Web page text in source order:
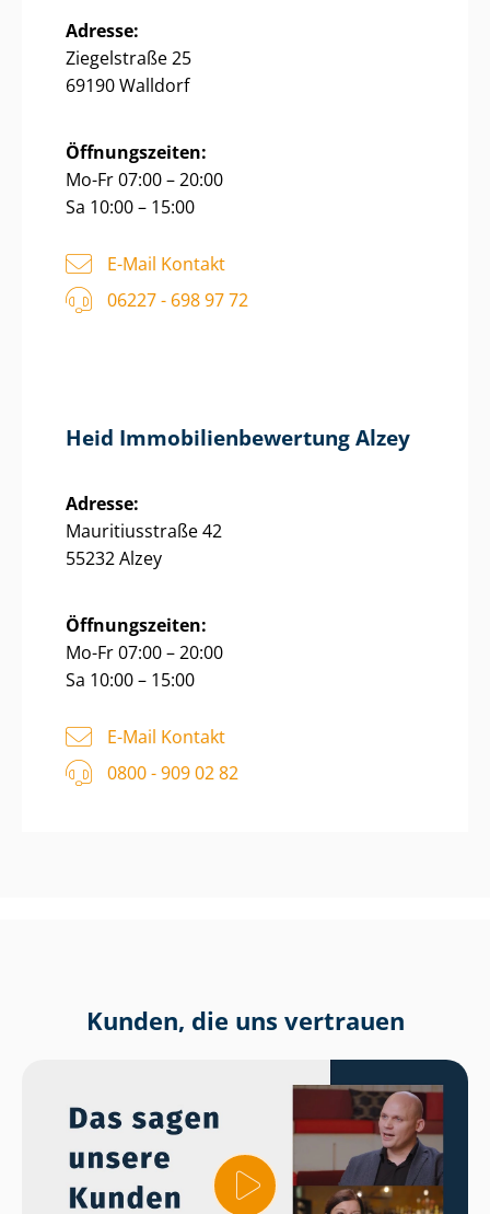
Adresse:
Ziegelstraße 25
69190 Walldorf
Öffnungszeiten:
Mo-Fr 07:00 – 20:00
Sa 10:00 – 15:00
E-Mail Kontakt
06227 - 698 97 72
Heid Im­mo­bi­li­en­be­wer­tung Alzey
Adresse:
Mauritiusstraße 42
55232 Alzey
Öffnungszeiten:
Mo-Fr 07:00 – 20:00
Sa 10:00 – 15:00
E-Mail Kontakt
0800 - 909 02 82
Kunden, die uns vertrauen